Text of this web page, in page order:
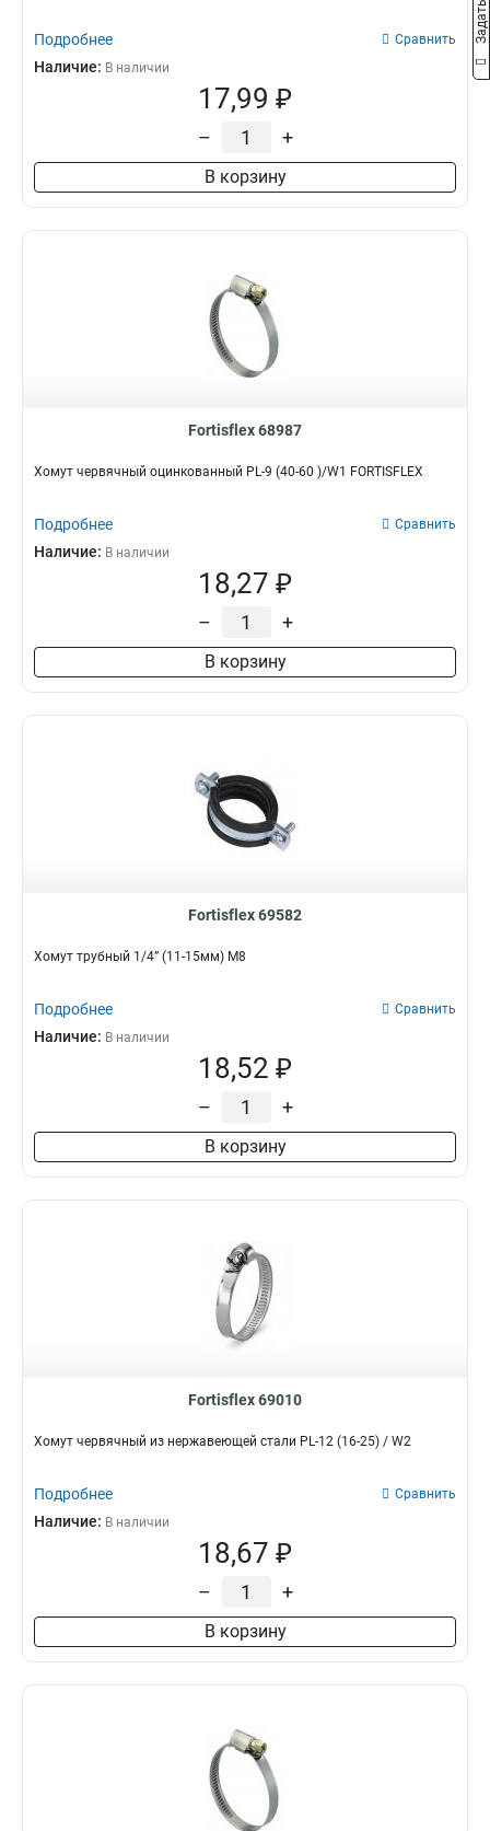
Подробнее Сравнить
Наличие: В наличии
17,99 ₽
– +
В корзину
Fortisflex 68987
Хомут червячный оцинкованный PL-9 (40-60 )/W1 FORTISFLEX
Подробнее Сравнить
Наличие: В наличии
18,27 ₽
– +
В корзину
Fortisflex 69582
Хомут трубный 1/4” (11-15мм) М8
Подробнее Сравнить
Наличие: В наличии
18,52 ₽
– +
В корзину
Fortisflex 69010
Хомут червячный из нержавеющей стали PL-12 (16-25) / W2
Подробнее Сравнить
Наличие: В наличии
18,67 ₽
– +
В корзину